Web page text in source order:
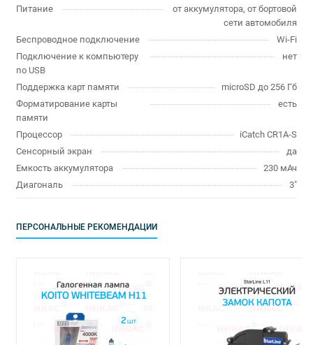
Питание
от аккумулятора, от бортовой
сети автомобиля
Беспроводное подключение
Wi-Fi
Подключение к компьютеру
по USB
нет
Поддержка карт памяти
microSD до 256 Гб
Форматирование карты
памяти
есть
Процессор
iCatch CR1A-S
Сенсорный экран
да
Емкость аккумулятора
230 мАч
Диагональ
3"
ПЕРСОНАЛЬНЫЕ РЕКОМЕНДАЦИИ